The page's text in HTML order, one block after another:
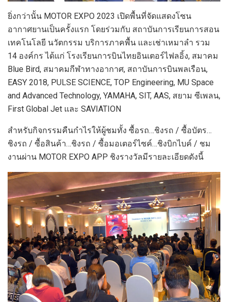
ยิ่งกว่านั้น MOTOR EXPO 2023 เปิดพื้นที่จัดแสดงโซน
อากาศยานเป็นครั้งแรก โดยร่วมกับ สถาบันการเรียนการสอน
เทคโนโลยี นวัตกรรม บริการภาคพื้น และเช่าเหมาลำ รวม
14 องค์กร ได้แก่ โรงเรียนการบินไทยอินเตอร์ไฟลอิ้ง, สมาคม
Blue Bird, สมาคมกีฬาทางอากาศ, สถาบันการบินพลเรือน,
EASY 2018, PULSE SCIENCE, TOP Engineering, MU Space
and Advanced Technology, YAMAHA, SIT, AAS, สยาม ซีเพลน,
First Global Jet และ SAVIATION
สำหรับกิจกรรมคืนกำไรให้ผู้ชมทั้ง ซื้อรถ…ชิงรถ / ซื้อบัตร…
ชิงรถ / ซื้อสินค้า…ชิงรถ / ซื้อมอเตอร์ไซค์…ชิงบิกไบค์ / ชม
งานผ่าน MOTOR EXPO APP ชิงรางวัลมีรายละเอียดดังนี้